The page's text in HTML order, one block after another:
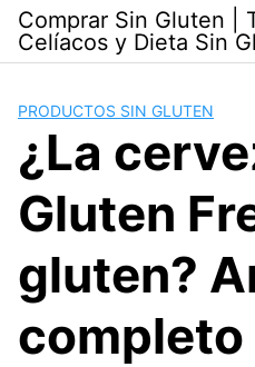
Skip
content
Comprar Sin Gluten |
Celíacos y Dieta Sin
PRODUCTOS SIN GLUTEN
¿La
Gluten
gluten?
completo